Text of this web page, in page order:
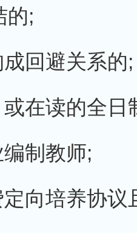
的;
回避关系的;
在读的全日
制教师;
向培养协